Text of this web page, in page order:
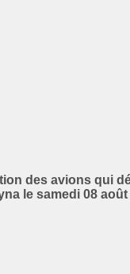
des avions qui
le samedi 08 août